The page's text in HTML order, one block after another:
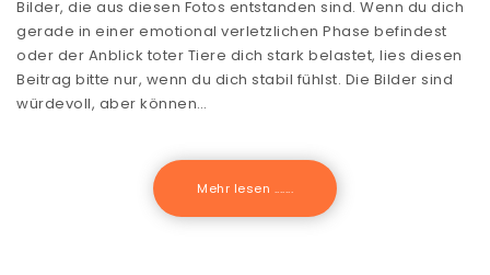
Bilder, die aus diesen Fotos entstanden sind. Wenn du dich
gerade in einer emotional verletzlichen Phase befindest
oder der Anblick toter Tiere dich stark belastet, lies diesen
Beitrag bitte nur, wenn du dich stabil fühlst. Die Bilder sind
würdevoll, aber können…
Mehr lesen .......